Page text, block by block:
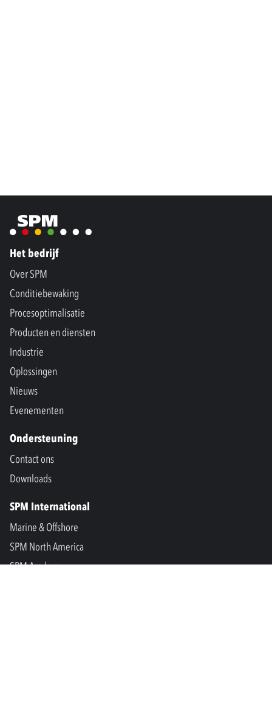
Het bedrijf
Over SPM
Conditiebewaking
Procesoptimalisatie
Producten en diensten
Industrie
Oplossingen
Nieuws
Evenementen
Ondersteuning
Contact ons
Downloads
SPM International
Marine & Offshore
SPM North America
SPM Academy